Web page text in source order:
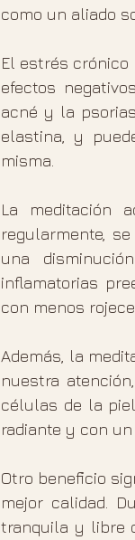
como un aliado
El estrés crónico
efectos
acné y la
elastina, y
misma.
La meditación
regularmente,
una
inflamatorias
con menos
Además, la
nuestra
células de la
radiante y con
Otro beneficio
mejor calidad.
tranquila y libre